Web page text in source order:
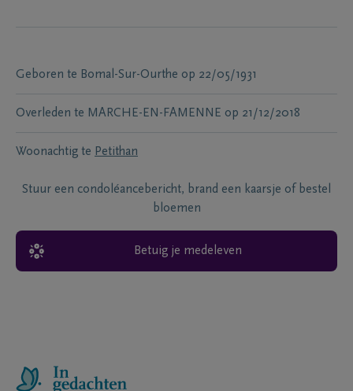
Geboren te Bomal-Sur-Ourthe op 22/05/1931
Overleden te MARCHE-EN-FAMENNE op 21/12/2018
Woonachtig te Petithan
Stuur een condoléancebericht, brand een kaarsje of bestel
bloemen
Betuig je medeleven